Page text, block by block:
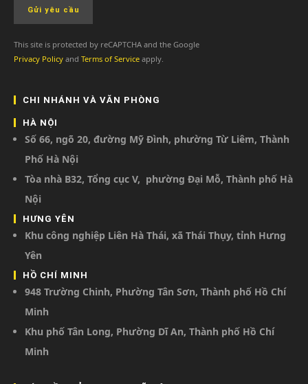
This site is protected by reCAPTCHA and the Google
Privacy Policy and Terms of Service apply.
CHI NHÁNH VÀ VĂN PHÒNG
HÀ NỘI
Số 66, ngõ 20, đường Mỹ Đình, phường Từ Liêm, Thành
Phố Hà Nội
Tòa nhà B32, Tổng cục V, phường Đại Mỗ, Thành phố Hà
Nội
HƯNG YÊN
Khu công nghiệp Liên Hà Thái, xã Thái Thụy, tỉnh Hưng
Yên
HỒ CHÍ MINH
948 Trường Chinh, Phường Tân Sơn, Thành phố Hồ Chí
Minh
Khu phố Tân Long, Phường Dĩ An, Thành phố Hồ Chí
Minh